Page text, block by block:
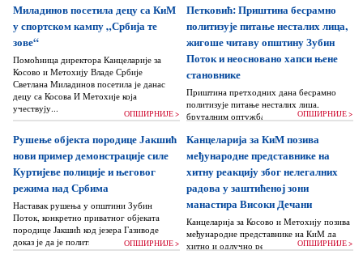
Миладинов посетила децу са КиМ
у спортском кампу „Србија те
зове“
Помоћница директора Канцеларије за
Косово и Метохију Владе Србије
Светлана Миладинов посетила је данас
децу са Косова И Метохије која
учествују...
ОПШИРНИЈЕ >
Петковић: Приштина бесрамно
политизује питање несталих лица,
жигоше читаву општину Зубин
Поток и неосновано хапси њене
становнике
Приштина претходних дана бесрамно
политизује питање несталих лица,
бруталним оптужбама на рачун Београда
жигоше...
ОПШИРНИЈЕ >
Рушење објекта породице Јакшић
нови пример демонстрације силе
Куртијеве полиције и његовог
режима над Србима
Наставак рушења у општини Зубин
Поток, конкретно приватног објеката
породице Јакшић код језера Газиводе
доказ је да је политика Аљбина Куртија...
ОПШИРНИЈЕ >
Канцеларија за КиМ позива
међународне представнике на
хитну реакцију због нелегалних
радова у заштићеној зони
манастира Високи Дечани
Канцеларија за Косово и Метохију позива
међународне представнике на КиМ да
хитно и одлучно реагују и да безОПШИРНИЈЕ >